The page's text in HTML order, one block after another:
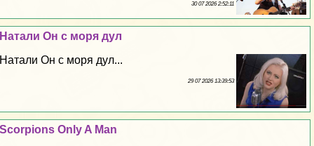
30 07 2026 2:52:11
Натали Он с моря дул
Натали Он с моря дул...
29 07 2026 13:39:53
Scorpions Only A Man